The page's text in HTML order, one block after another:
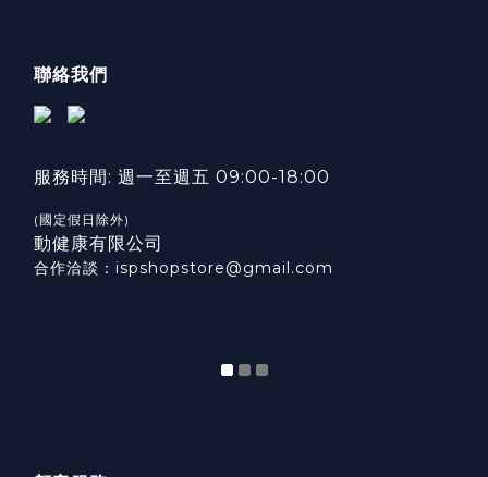
聯絡我們
服務時間: 週一至週五 09:00-18:00
(國定假日除外)
動健康有限公司
合作洽談：ispshopstore@gmail.com